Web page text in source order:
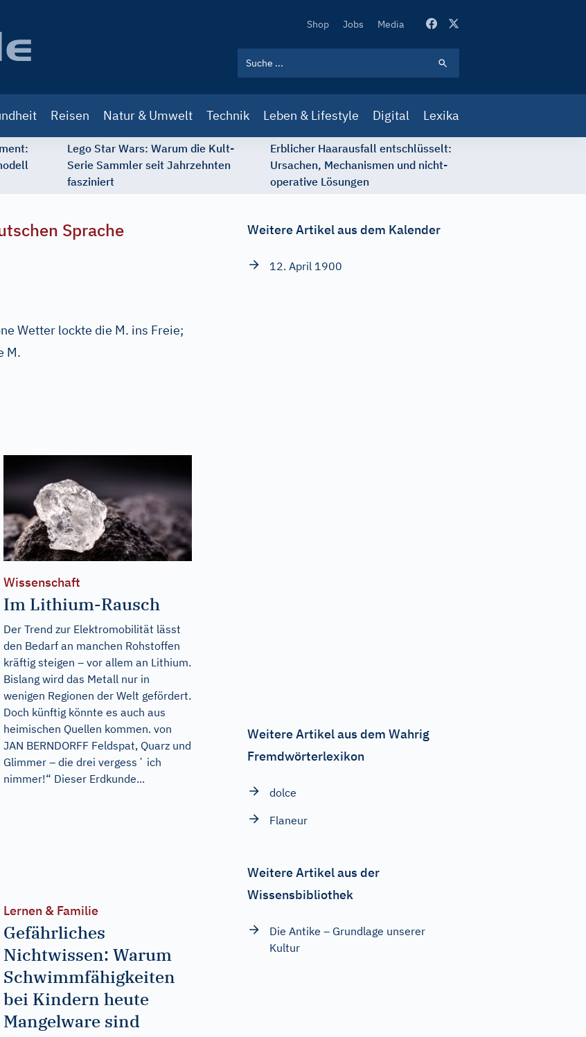
Secondary
Shop Jobs Media
Reisen Natur & Umwelt Technik Leben & Lifestyle Digital Lexika
Lego Star Wars: Warum die Kult-
Serie Sammler seit Jahrzehnten
fasziniert
Erblicher Haarausfall entschlüsselt:
Ursachen, Mechanismen und nicht-
operative Lösungen
Sprache
Wetter lockte die M. ins Freie;
M.
Wissenschaft
Im Lithium-Rausch
Der Trend zur Elektromobilität lässt
den Bedarf an manchen Rohstoffen
kräftig steigen – vor allem an Lithium.
Bislang wird das Metall nur in
wenigen Regionen der Welt gefördert.
Doch künftig könnte es auch aus
heimischen Quellen kommen. von
JAN BERNDORFF Feldspat, Quarz und
Glimmer – die drei vergessʼ ich
nimmer!“ Dieser Erdkunde...
Lernen & Familie
Gefährliches
Nichtwissen: Warum
Schwimmfähigkeiten
bei Kindern heute
Mangelware sind
Weitere Artikel aus dem Kalender
12. April 1900
Weitere Artikel aus dem Wahrig
Fremdwörterlexikon
dolce
Flaneur
Weitere Artikel aus der
Wissensbibliothek
Die Antike – Grundlage unserer
Kultur